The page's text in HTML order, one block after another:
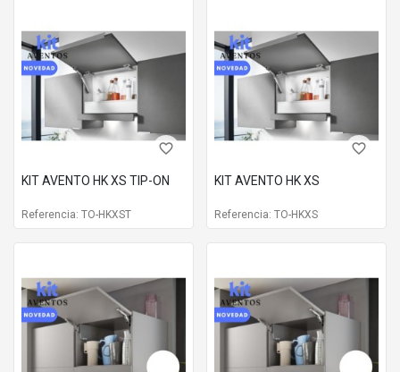
favorite_border
KIT AVENTO HK XS TIP-ON
Referencia: TO-HKXST
favorite_border
KIT AVENTO HK XS
Referencia: TO-HKXS